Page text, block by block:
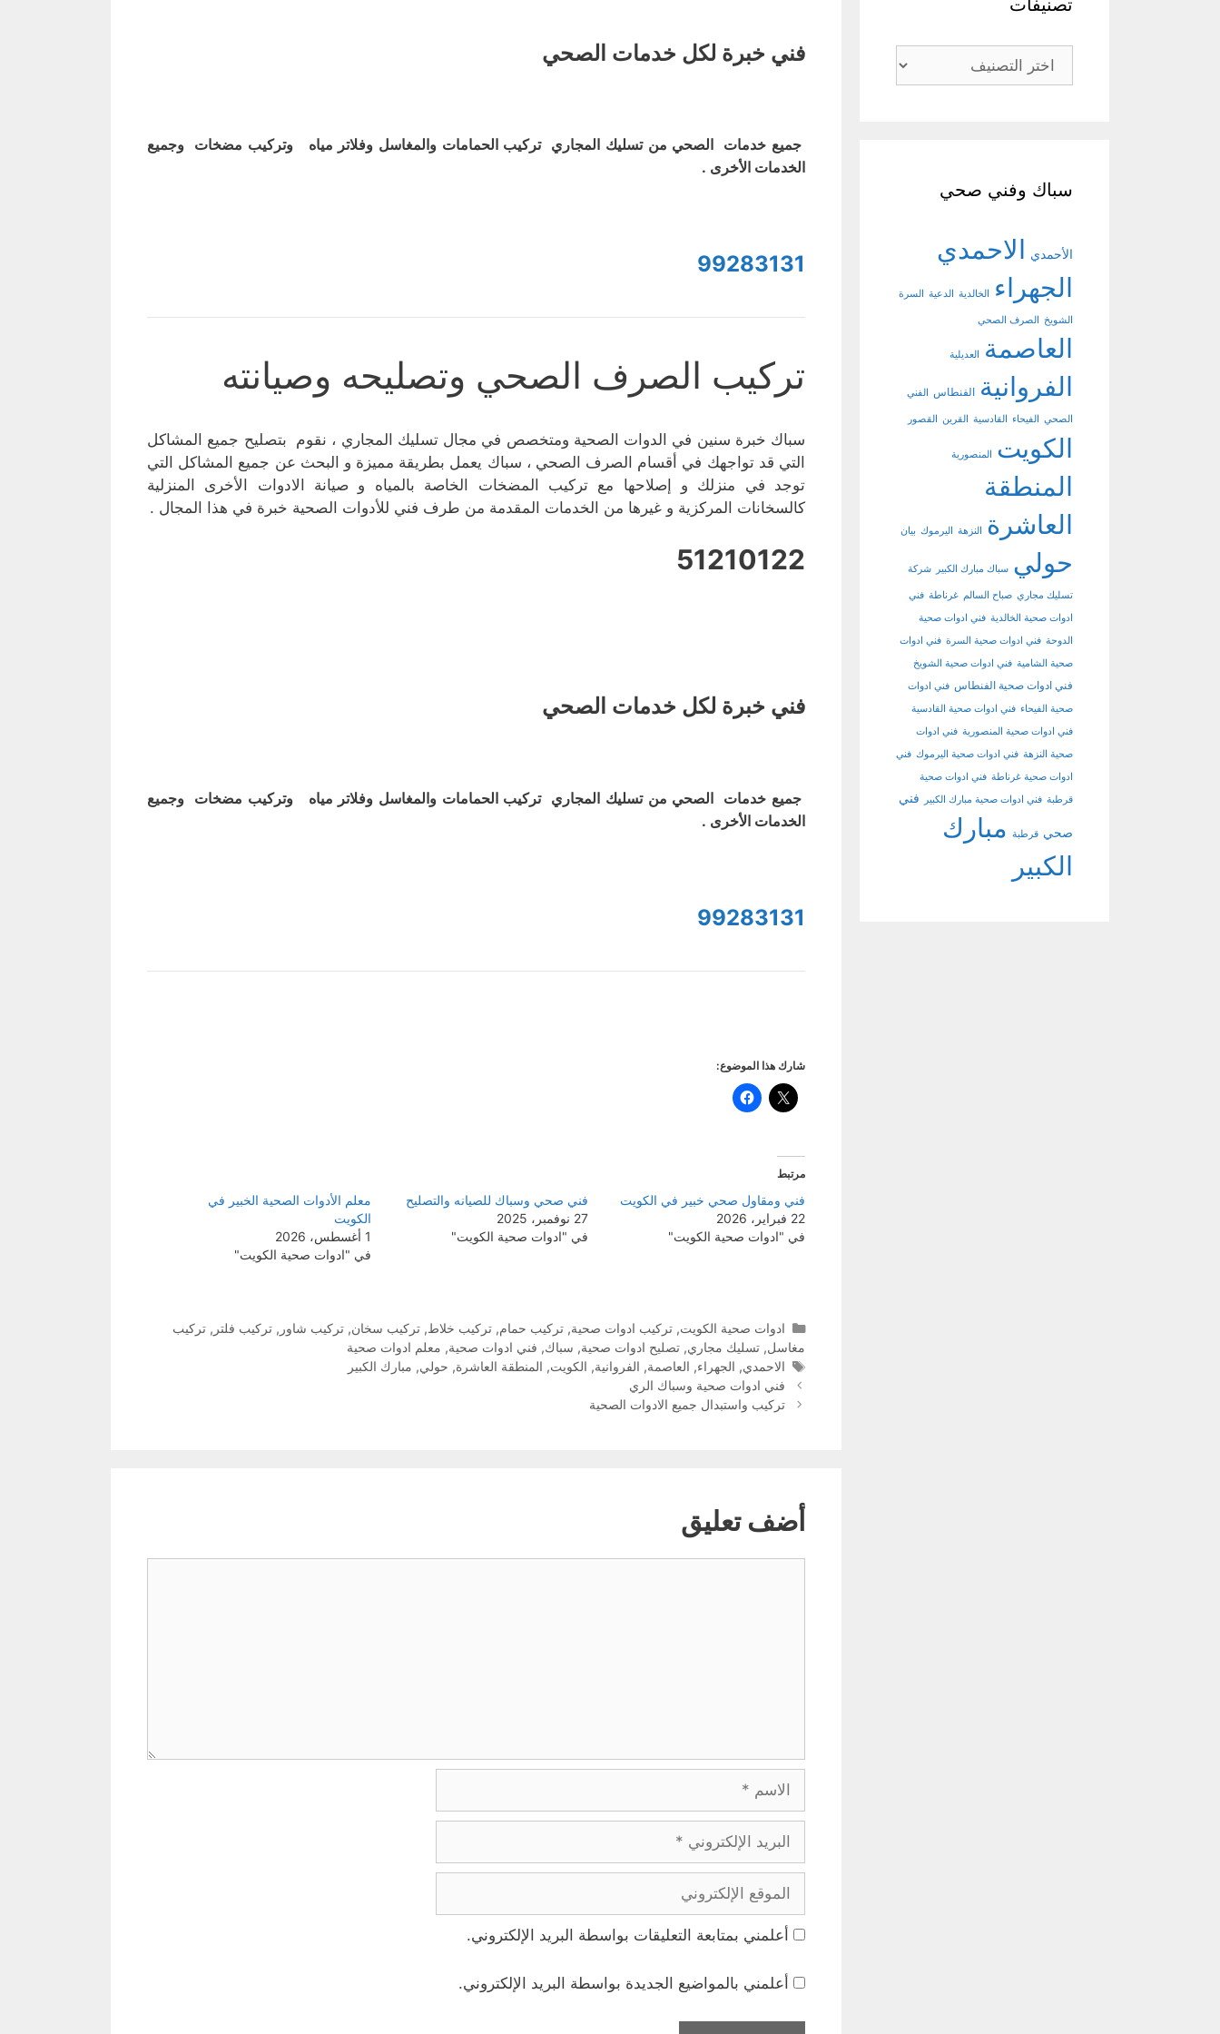
فني خبرة لكل خدمات الصحي
جميع خدمات الصحي من تسليك المجاري تركيب الحمامات والمغاسل وفلاتر مياه وتركيب مضخات وجميع
الخدمات الأخرى .
99283131
تركيب الصرف الصحي وتصليحه وصيانته
سباك خبرة سنين في الدوات الصحية ومتخصص في مجال تسليك المجاري ، نقوم بتصليح جميع المشاكل
التي قد تواجهك في أقسام الصرف الصحي ، سباك يعمل بطريقة مميزة و البحث عن جميع المشاكل التي
توجد في منزلك و إصلاحها مع تركيب المضخات الخاصة بالمياه و صيانة الادوات الأخرى المنزلية
كالسخانات المركزية و غيرها من الخدمات المقدمة من طرف فني للأدوات الصحية خبرة في هذا المجال .
51210122
فني خبرة لكل خدمات الصحي
جميع خدمات الصحي من تسليك المجاري تركيب الحمامات والمغاسل وفلاتر مياه وتركيب مضخات وجميع
الخدمات الأخرى .
99283131
شارك هذا الموضوع:
مرتبط
فني ومقاول صحي خبير في الكويت
22 فبراير، 2026
في "ادوات صحية الكويت"
فني صحي وسباك للصيانه والتصليح
27 نوفمبر، 2025
في "ادوات صحية الكويت"
معلم الأدوات الصحية الخبير في
الكويت
1 أغسطس، 2026
في "ادوات صحية الكويت"
التصنيفات
ادوات صحية الكويت, تركيب ادوات صحية, تركيب حمام, تركيب خلاط, تركيب سخان, تركيب شاور , تركيب فلتر , تركيب
مغاسل, تسليك مجاري, تصليح ادوات صحية, سباك, فني ادوات صحية, معلم ادوات صحية
الوسوم
الاحمدي, الجهراء, العاصمة, الفروانية, الكويت, المنطقة العاشرة, حولي, مبارك الكبير
فني ادوات صحية وسباك الري
تركيب واستبدال جميع الادوات الصحية
أضف تعليق
الإلكتروني
الإلكتروني
أعلمني بمتابعة التعليقات بواسطة البريد الإلكتروني.
أعلمني بالمواضيع الجديدة بواسطة البريد الإلكتروني.
تصنيفات
تصنيفات
سباك وفني صحي
الأحمدي الاحمدي
الجهراء
الخالدية الدعية السرة
الشويخ الصرف الصحي
العاصمة العديلية
الفروانية الفنطاس الفني
الصحي الفيحاء القادسية القرين القصور
الكويت المنصورية
المنطقة
العاشرة
النزهة اليرموك بيان
حولي سباك مبارك الكبير شركة
تسليك مجاري صباح السالم غرناطة فني
ادوات صحية الخالدية فني ادوات صحية
الدوحة فني ادوات صحية السرة فني ادوات
صحية الشامية فني ادوات صحية الشويخ
فني ادوات صحية الفنطاس فني ادوات
صحية الفيحاء فني ادوات صحية القادسية
فني ادوات صحية المنصورية فني ادوات
صحية النزهة فني ادوات صحية اليرموك فني
ادوات صحية غرناطة فني ادوات صحية
قرطبة فني ادوات صحية مبارك الكبير فني
صحي قرطبة مبارك
الكبير